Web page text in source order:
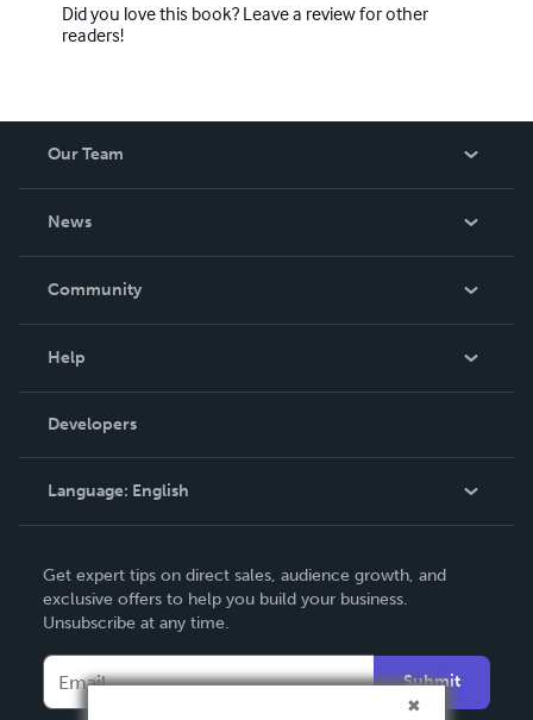
Did you love this book? Leave a review for other
readers!
Our Team
News
In The News
Community
Podcast
Help
Order Lookup
Knowledge Base
Contact Support
Developers
Language: English
Deutsch
Français
Español
Get expert tips on direct sales, audience growth, and
exclusive offers to help you build your business.
Unsubscribe at any time.
Submit